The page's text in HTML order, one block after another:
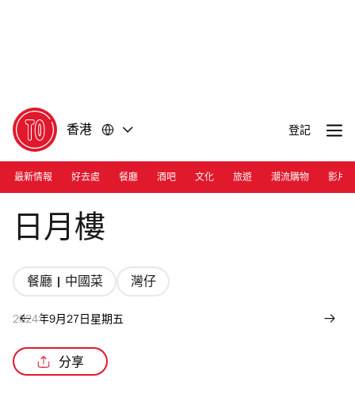
香港 登記
最新情報 好去處 餐廳 酒吧 文化 旅遊 潮流購物 影片
Photograph: Courtesy Sun Moon Place
日月樓
餐廳 | 中國菜 灣仔
2024年9月27日星期五
分享